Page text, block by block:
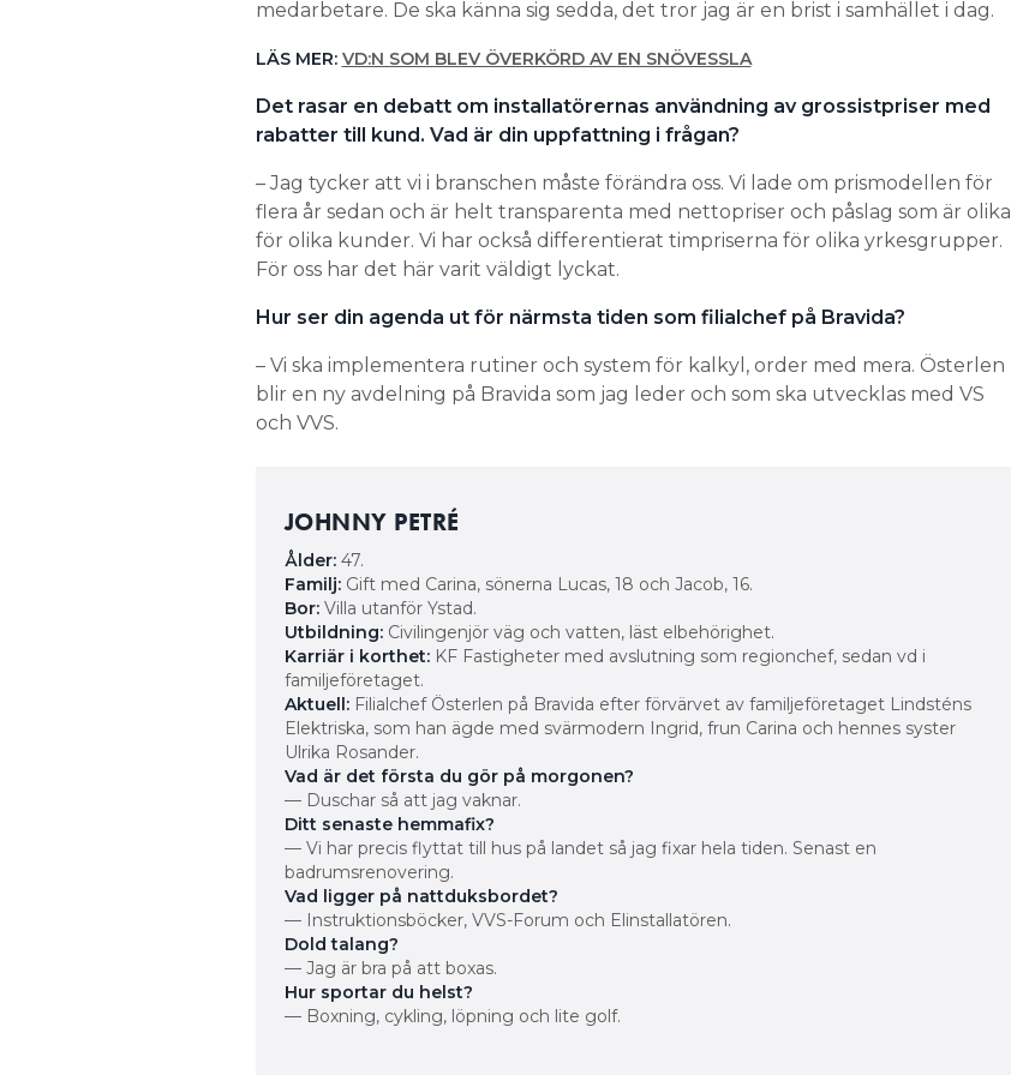
medarbetare. De ska känna sig sedda, det tror jag är en brist i samhället i dag.
LÄS MER: VD:N SOM BLEV ÖVERKÖRD AV EN SNÖVESSLA
Det rasar en debatt om installatörernas användning av grossistpriser med
rabatter till kund. Vad är din uppfattning i frågan?
– Jag tycker att vi i branschen måste förändra oss. Vi lade om prismodellen för
flera år sedan och är helt transparenta med nettopriser och påslag som är olika
för olika kunder. Vi har också differentierat timpriserna för olika yrkesgrupper.
För oss har det här varit väldigt lyckat.
Hur ser din agenda ut för närmsta tiden som filialchef på Bravida?
– Vi ska implementera rutiner och system för kalkyl, order med mera. Österlen
blir en ny avdelning på Bravida som jag leder och som ska utvecklas med VS
och VVS.
JOHNNY PETRÉ
Ålder: 47.
Familj: Gift med ­Carina, sönerna Lucas, 18 och Jacob, 16.
Bor: Villa utanför Ystad.
Utbildning: Civil­ingenjör väg och vatten, läst elbehörighet.
Karriär i korthet: KF Fastigheter med avslutning som ­regionchef, sedan vd i
familjeföretaget.
Aktuell: Filialchef ­Österlen på Bravida efter förvärvet av familjeföretaget Lindsténs
Elektriska, som han ägde med svärmodern ­Ingrid, frun Carina och hennes syster
Ulrika Rosander.
Vad är det första du gör på morgonen?
— Duschar så att jag vaknar.
Ditt senaste hemmafix?
— Vi har precis flyttat till hus på landet så jag fixar hela tiden. Senast en
badrumsrenovering.
Vad ligger på nattduksbordet?
— ­Instruktionsböcker, VVS-Forum och ­Elinstallatören.
Dold talang?
— Jag är bra på att boxas.
Hur sportar du helst?
— Boxning, cykling, löpning och lite golf.